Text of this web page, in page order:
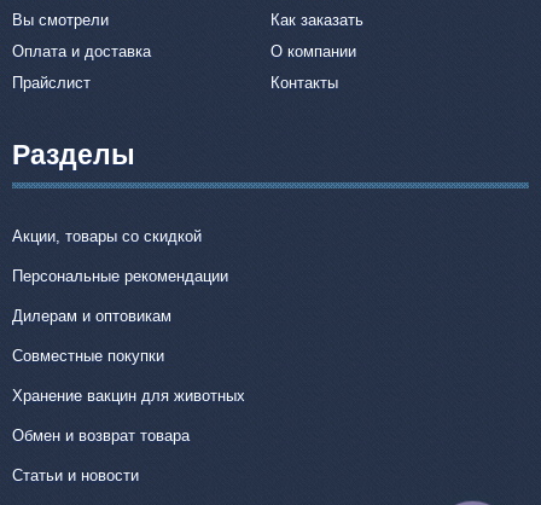
Вы смотрели
Как заказать
Оплата и доставка
О компании
Прайслист
Контакты
Разделы
Акции, товары со скидкой
Персональные рекомендации
Дилерам и оптовикам
Совместные покупки
Хранение вакцин для животных
Обмен и возврат товара
Статьи и новости